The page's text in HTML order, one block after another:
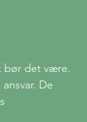
bør det være.
De